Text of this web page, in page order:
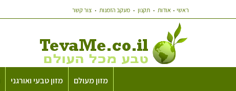
ראשי אודות תקנון מעקב הזמנות צור קשר
מזון מעולם מזון טבעי ואורגני